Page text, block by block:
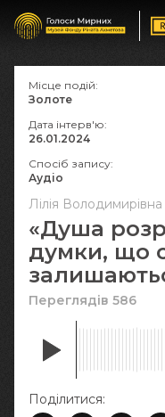
Лілія
«Душа
думки, що
Переглядів 586
Поділитися:
Місце подій:
Золоте
Дата інтерв'ю:
26.01.2024
Спосіб запису:
Аудіо